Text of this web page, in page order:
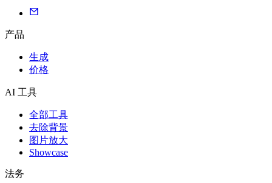
产品
生成
价格
AI 工具
全部工具
去除背景
图片放大
Showcase
法务